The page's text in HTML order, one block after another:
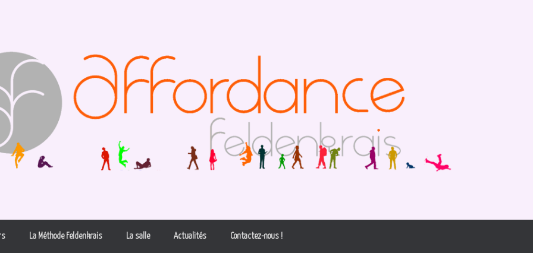
La Méthode Feldenkrais La salle Actualités Contactez-nous !